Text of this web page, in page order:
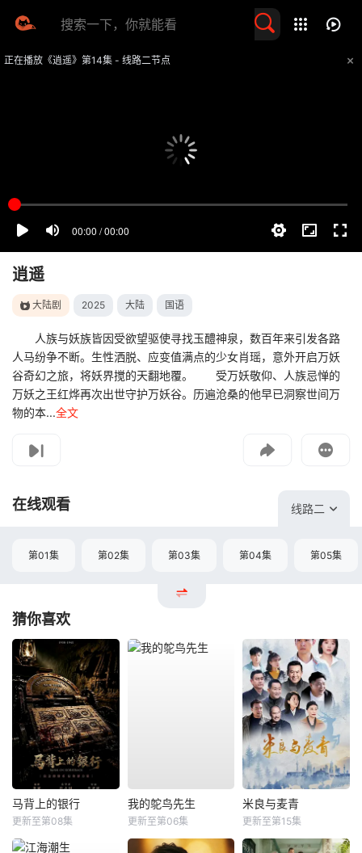
正在播放《逍遥》第14集 - 线路二节点
逍遥
大陆剧 2025 大陆 国语
人族与妖族皆因受欲望驱使寻找玉醴神泉，数百年来引发各路
人马纷争不断。生性洒脱、应变值满点的少女肖瑶，意外开启万妖
谷奇幻之旅，将妖界搅的天翻地覆。 受万妖敬仰、人族忌惮的
万妖之王红烨再次出世守护万妖谷。历遍沧桑的他早已洞察世间万
物的本...全文
如遇无法播放请提交给我们
在线观看 线路二
第01集 第02集 第03集 第04集 第05集
猜你喜欢
马背上的银行
更新至第08集
我的鸵鸟先生
更新至第06集
米良与麦青
更新至第15集